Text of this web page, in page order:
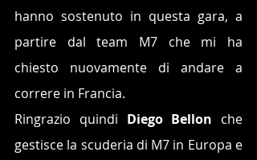
hanno sostenuto in questa gara, a
partire dal team M7 che mi ha
chiesto nuovamente di andare a
correre in Francia.
Ringrazio quindi Diego Bellon che
gestisce la scuderia di M7 in Europa e